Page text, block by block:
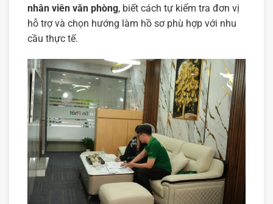
nhân viên văn phòng, biết cách tự kiểm tra đơn vị
hỗ trợ và chọn hướng làm hồ sơ phù hợp với nhu
cầu thực tế.